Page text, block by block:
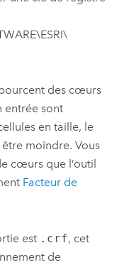
des cœurs
entrée sont
en taille, le
moindre. Vous
cœurs que l’outil
Facteur de
est .crf, cet
de